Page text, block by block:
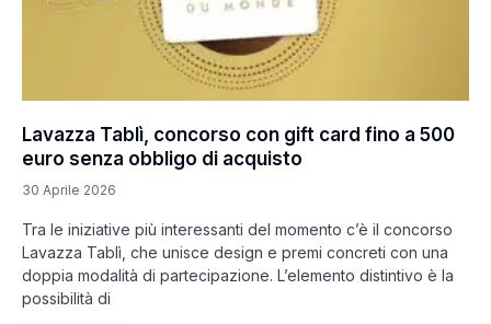
Lavazza Tablì, concorso con gift card fino a 500
euro senza obbligo di acquisto
30 Aprile 2026
Tra le iniziative più interessanti del momento c’è il concorso
Lavazza Tablì, che unisce design e premi concreti con una
doppia modalità di partecipazione. L’elemento distintivo è la
possibilità di